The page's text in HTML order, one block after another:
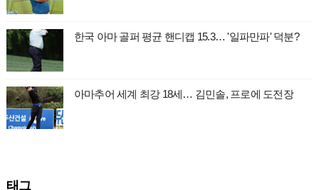
한국 아마 골퍼 평균 핸디캡 15.3… '일파만파' 덕분?
아마추어 세계 최강 18세… 김민솔, 프로에 도전장
태그